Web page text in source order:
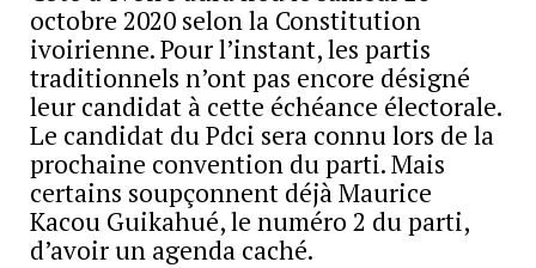
octobre 2020 selon la Constitution
ivoirienne. Pour l’instant, les partis
traditionnels n’ont pas encore désigné
leur candidat à cette échéance électorale.
Le candidat du Pdci sera connu lors de la
prochaine convention du parti. Mais
certains soupçonnent déjà Maurice
Kacou Guikahué, le numéro 2 du parti,
d’avoir un agenda caché.